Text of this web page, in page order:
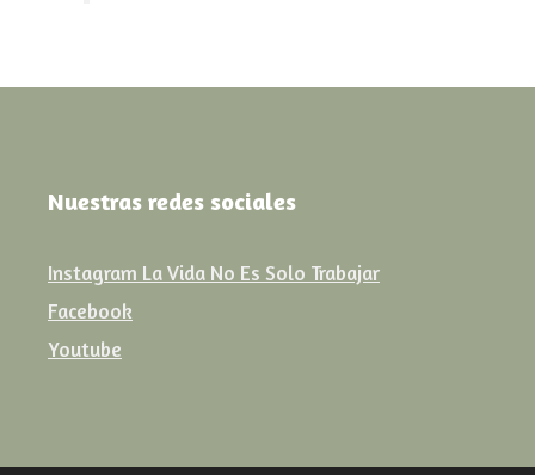
Nuestras redes sociales
Instagram La Vida No Es Solo Trabajar
Facebook
Youtube